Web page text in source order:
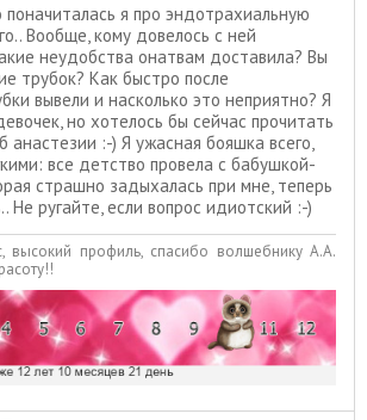
я про эндотрахиальную
Вообще, кому довелось с ней
неудобства онатвам доставила? Вы
трубок? Как быстро после
вывели и насколько это неприятно? Я
но хотелось бы сейчас прочитать
анастезии :-) Я ужасная бояшка всего,
все детство провела с бабушкой-
страшно задыхалась при мне, теперь
Не ругайте, если вопрос идиотский :-)
высокий профиль, спасибо волшебнику А.А.